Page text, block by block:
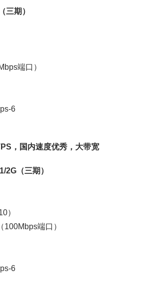
三期）
端口）
6
，国内速度优秀，大带宽
（三期）
）
端口）
6